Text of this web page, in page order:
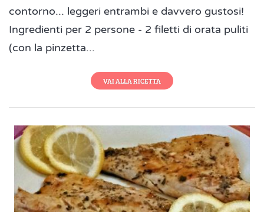
contorno... leggeri entrambi e davvero gustosi!
Ingredienti per 2 persone - 2 filetti di orata puliti
(con la pinzetta...
VAI ALLA RICETTA